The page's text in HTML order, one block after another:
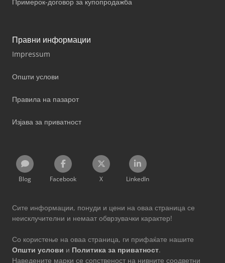
Правни информации
Impressum
Општи услови
Правила на пазарот
Изјава за приватност
Blog Facebook X LinkedIn
Сите информации, понуди и цени на оваа страница се
неисклучителни и немаат обврзувачки карактер!
Со користење на оваа страница, ги прифаќате нашите
Општи услови и Политика за приватност.
Наведените марки се сопственост на нивните соодветни